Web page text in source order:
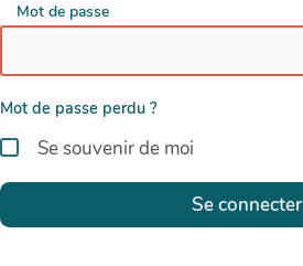
Mot de passe
Mot de passe perdu ?
Se souvenir de moi
Se connecter